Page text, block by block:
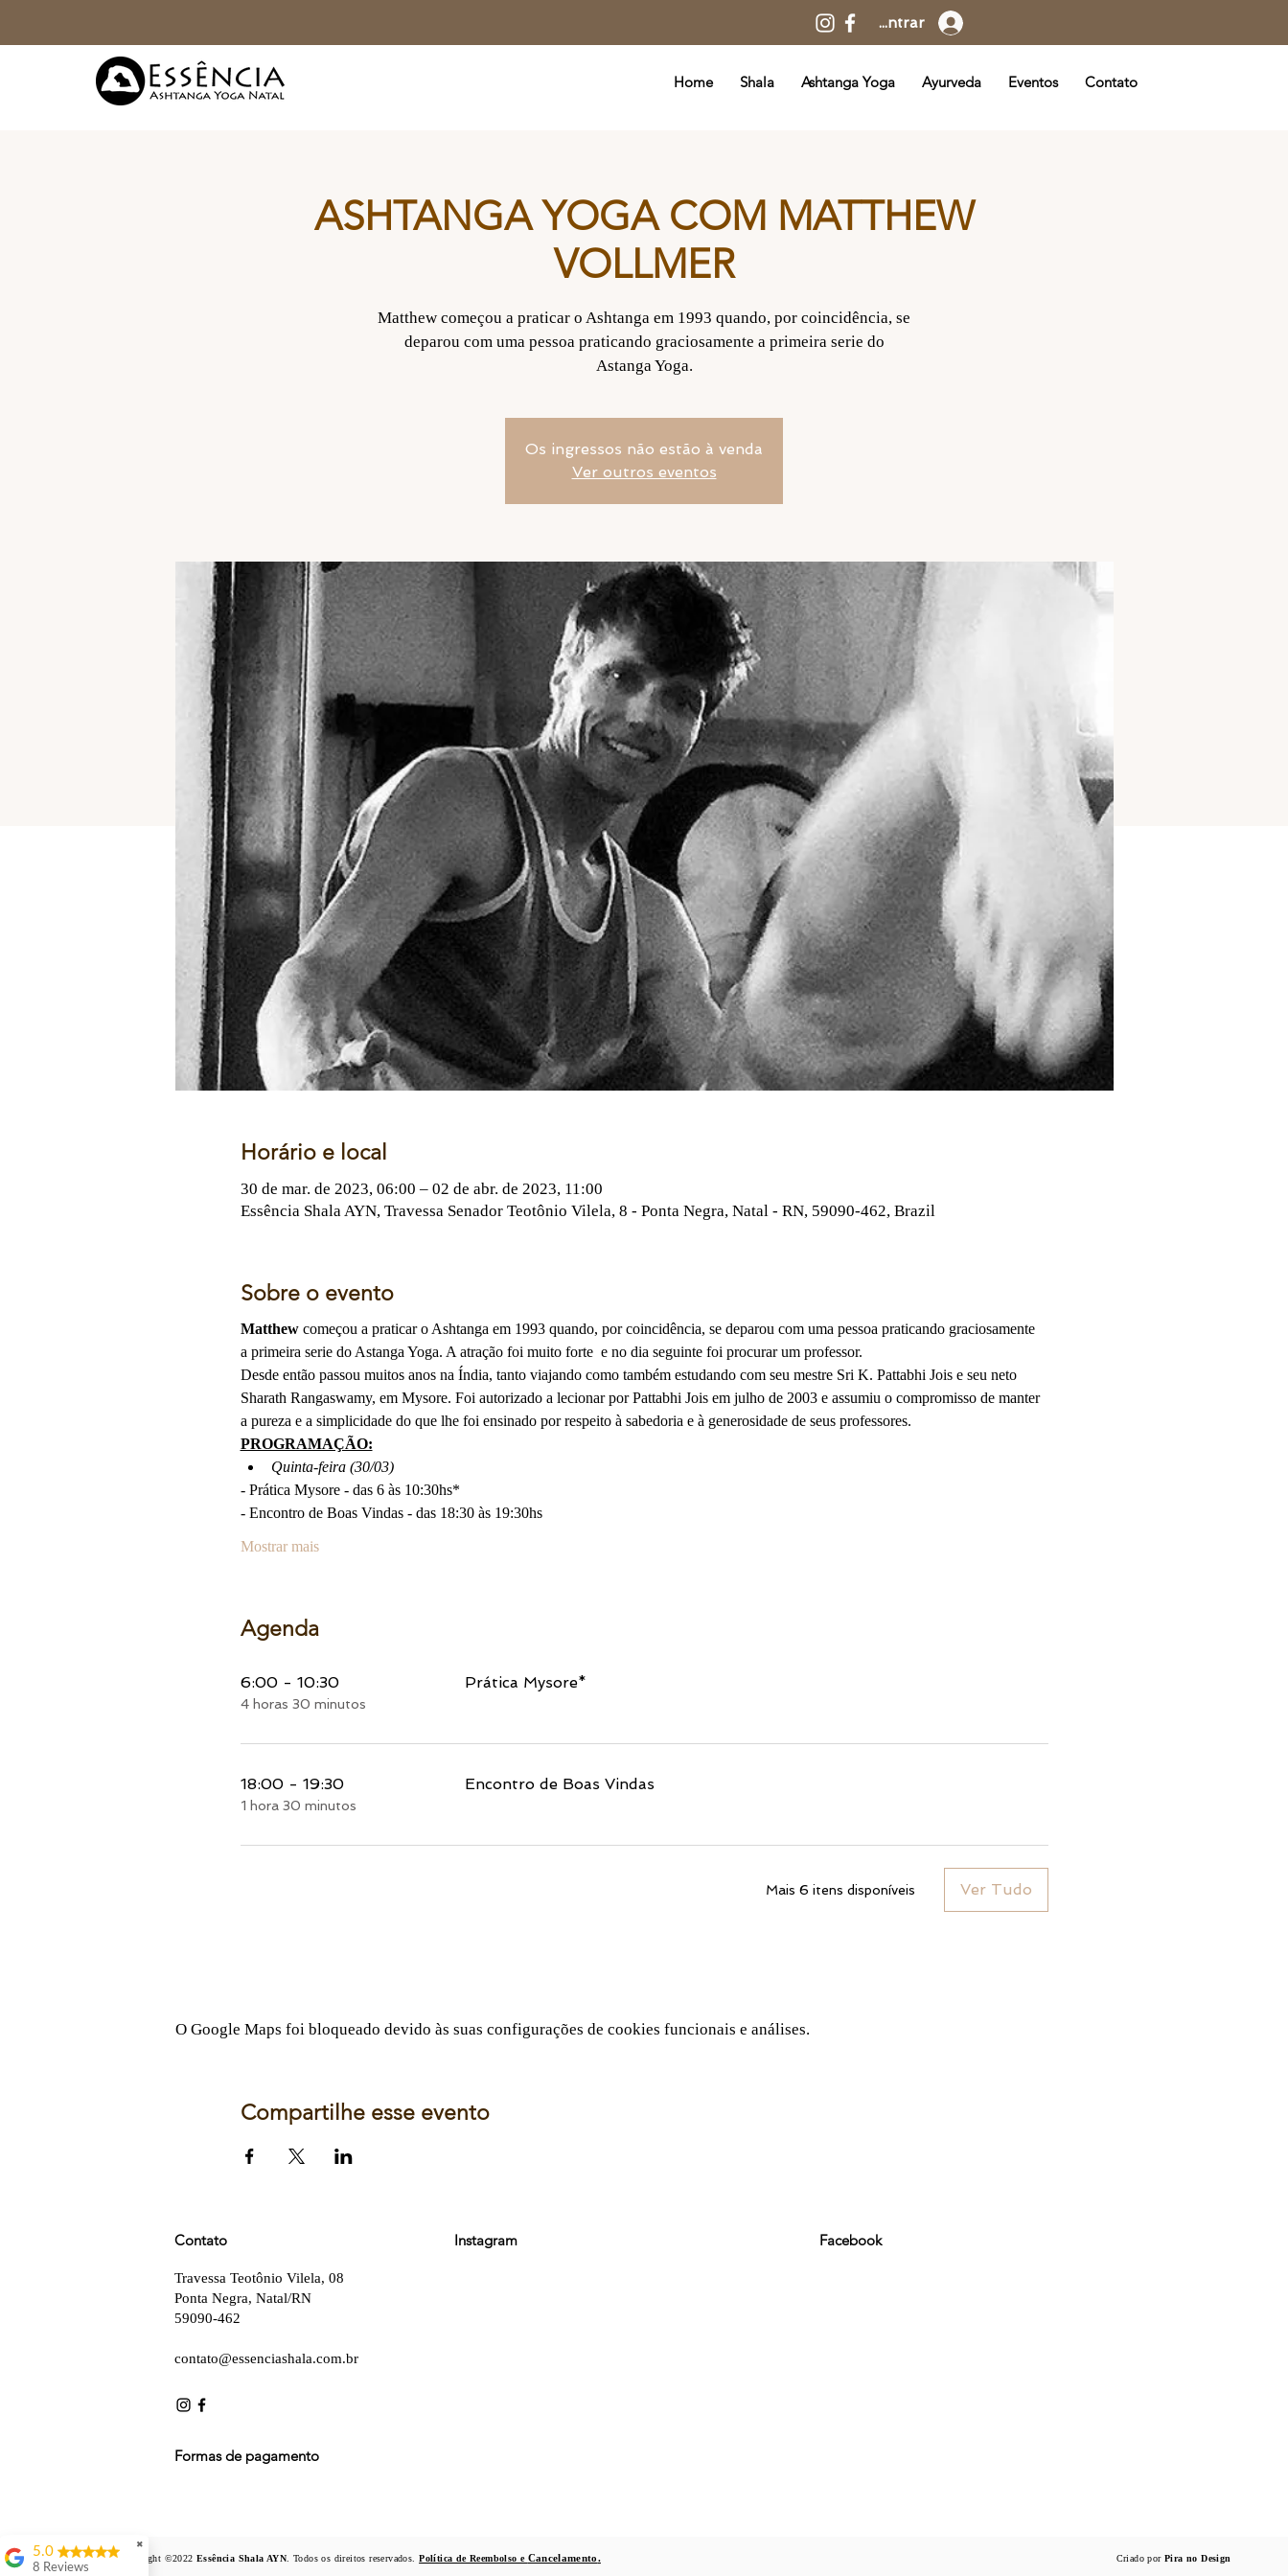
Entrar
Home Shala Ashtanga Yoga Ayurveda Eventos Contato
ASHTANGA YOGA COM MATTHEW
VOLLMER
Matthew começou a praticar o Ashtanga em 1993 quando, por coincidência, se
deparou com uma pessoa praticando graciosamente a primeira serie do
Astanga Yoga.
Os ingressos não estão à venda
Ver outros eventos
Horário e local
30 de mar. de 2023, 06:00 – 02 de abr. de 2023, 11:00
Essência Shala AYN, Travessa Senador Teotônio Vilela, 8 - Ponta Negra, Natal - RN, 59090-462, Brazil
Sobre o evento
Matthew começou a praticar o Ashtanga em 1993 quando, por coincidência, se deparou com uma pessoa praticando graciosamente
a primeira serie do Astanga Yoga. A atração foi muito forte  e no dia seguinte foi procurar um professor.
Desde então passou muitos anos na Índia, tanto viajando como também estudando com seu mestre Sri K. Pattabhi Jois e seu neto
Sharath Rangaswamy, em Mysore. Foi autorizado a lecionar por Pattabhi Jois em julho de 2003 e assumiu o compromisso de manter
a pureza e a simplicidade do que lhe foi ensinado por respeito à sabedoria e à generosidade de seus professores.
PROGRAMAÇÃO:
Quinta-feira (30/03)
- Prática Mysore - das 6 às 10:30hs*
- Encontro de Boas Vindas - das 18:30 às 19:30hs
Mostrar mais
Agenda
6:00 - 10:30
4 horas 30 minutos
Prática Mysore*
18:00 - 19:30
1 hora 30 minutos
Encontro de Boas Vindas
Mais 6 itens disponíveis Ver Tudo
O Google Maps foi bloqueado devido às suas configurações de cookies funcionais e análises.
Compartilhe esse evento
Contato
Travessa Teotônio Vilela, 08
Ponta Negra, Natal/RN
59090-462
contato@essenciashala.com.br
Formas de pagamento
Instagram Facebook
Copyright ©2022Essência Shala AYN . Todos os direitos reservados.Política de Reembolso e Cancelamento. Criado porPira no Design
✖
5.0
8 Reviews